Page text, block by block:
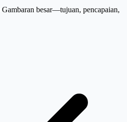
Gambaran besar—tujuan, pencapaian,